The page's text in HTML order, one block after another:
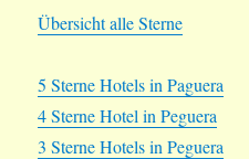
Übersicht alle Sterne
5 Sterne Hotels in Paguera
4 Sterne Hotel in Peguera
3 Sterne Hotels in Peguera